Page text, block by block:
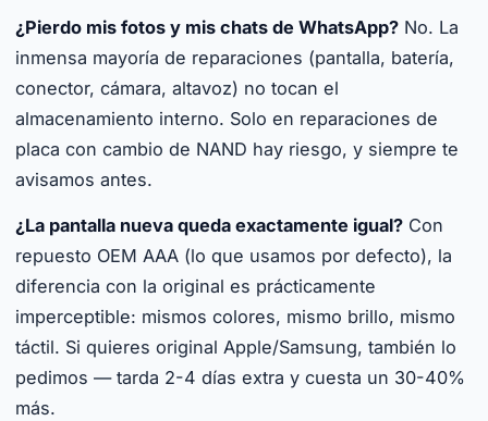
¿Pierdo mis fotos y mis chats de WhatsApp? No. La
inmensa mayoría de reparaciones (pantalla, batería,
conector, cámara, altavoz) no tocan el
almacenamiento interno. Solo en reparaciones de
placa con cambio de NAND hay riesgo, y siempre te
avisamos antes.
¿La pantalla nueva queda exactamente igual? Con
repuesto OEM AAA (lo que usamos por defecto), la
diferencia con la original es prácticamente
imperceptible: mismos colores, mismo brillo, mismo
táctil. Si quieres original Apple/Samsung, también lo
pedimos — tarda 2-4 días extra y cuesta un 30-40%
más.